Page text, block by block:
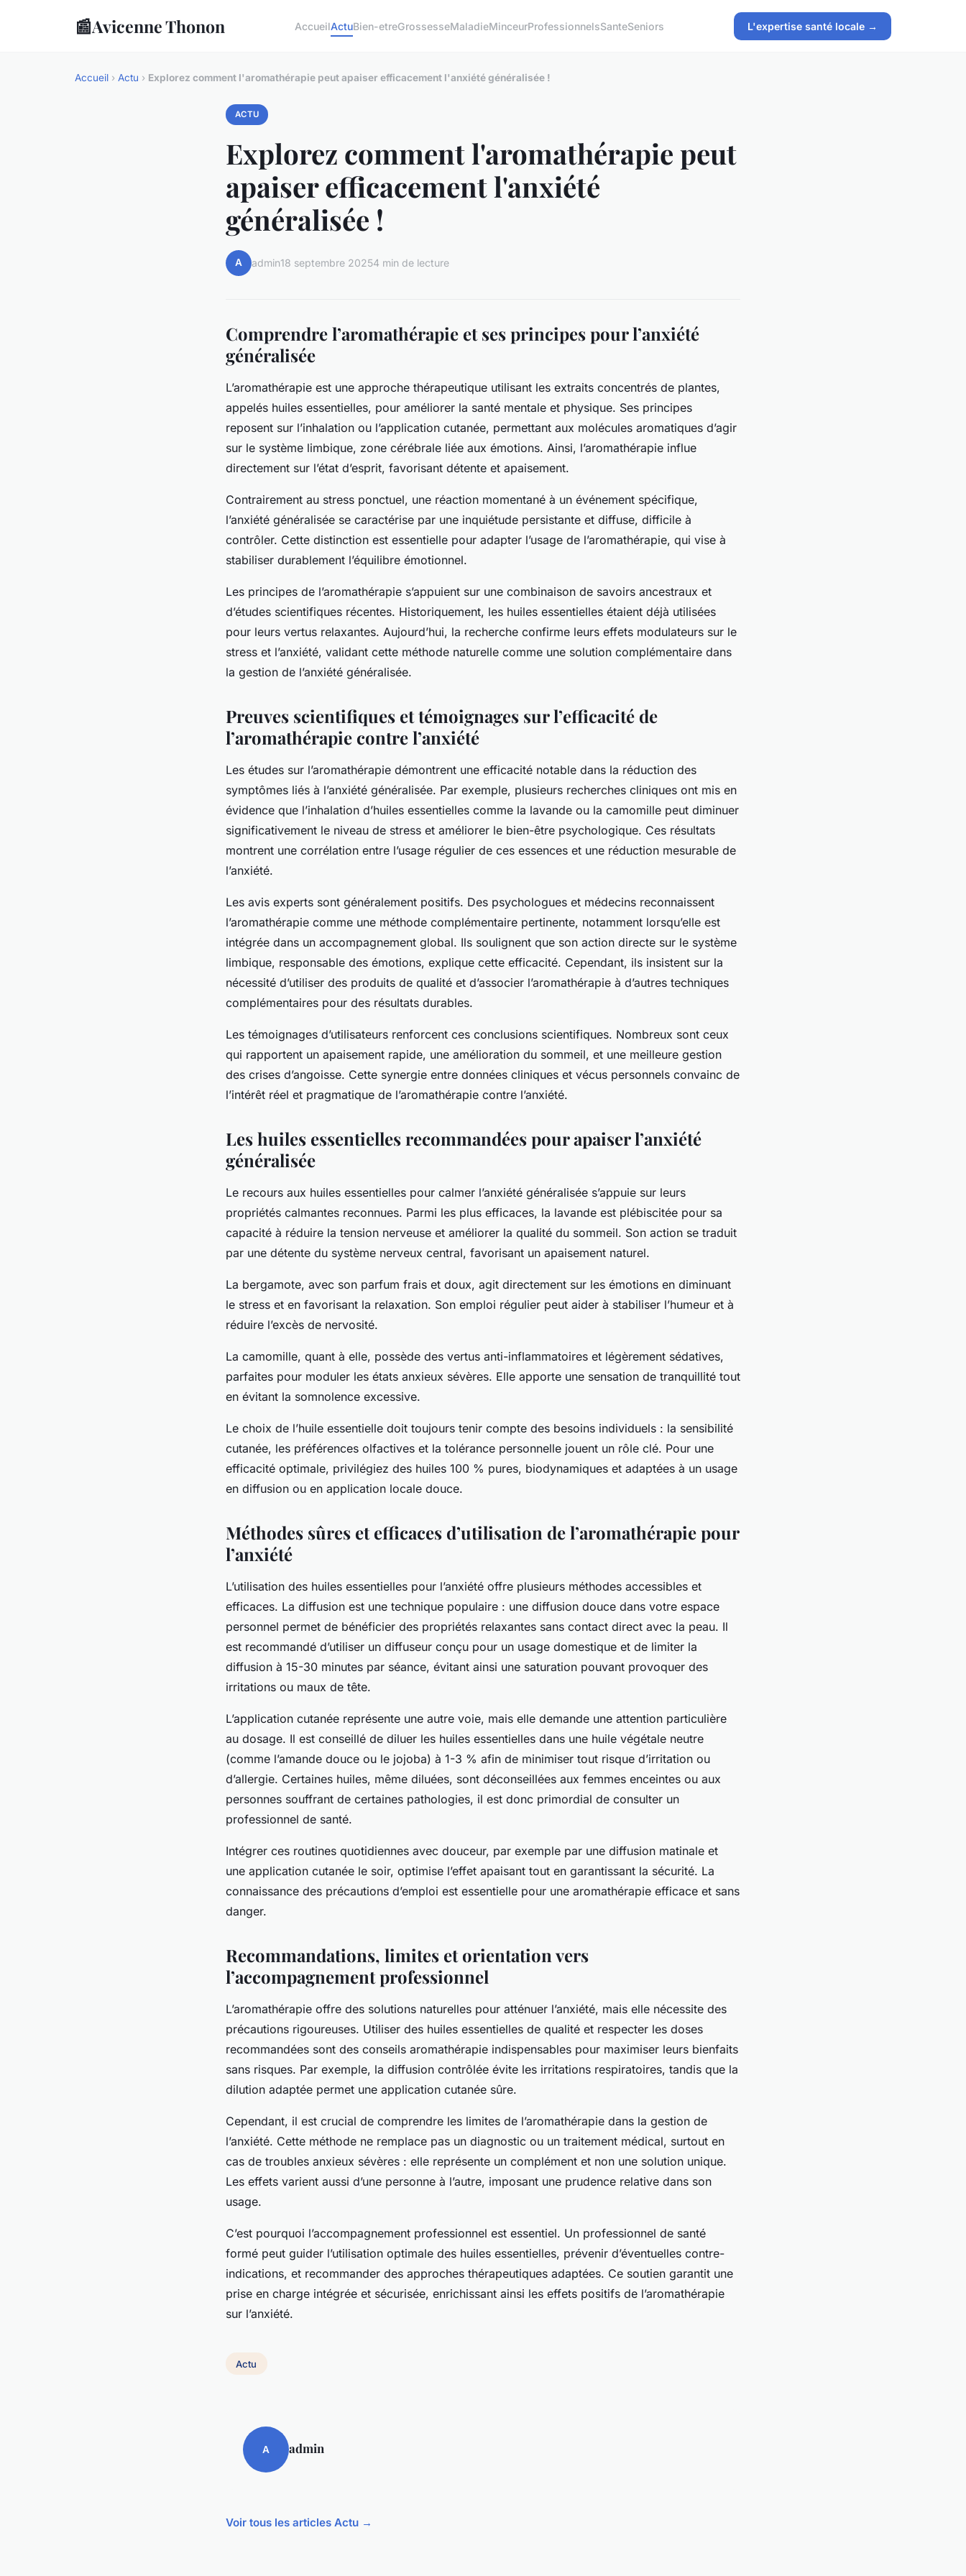
📰Avicenne Thonon AccueilActuBien-etreGrossesseMaladieMinceurProfessionnelsSanteSeniors L'expertise santé locale →
Accueil › Actu › Explorez comment l'aromathérapie peut apaiser efficacement l'anxiété généralisée !
ACTU
Explorez comment l'aromathérapie peut
apaiser efficacement l'anxiété
généralisée !
A admin18 septembre 20254 min de lecture
Comprendre l’aromathérapie et ses principes pour l’anxiété
généralisée
L’aromathérapie est une approche thérapeutique utilisant les extraits concentrés de plantes,
appelés huiles essentielles, pour améliorer la santé mentale et physique. Ses principes
reposent sur l’inhalation ou l’application cutanée, permettant aux molécules aromatiques d’agir
sur le système limbique, zone cérébrale liée aux émotions. Ainsi, l’aromathérapie influe
directement sur l’état d’esprit, favorisant détente et apaisement.
Contrairement au stress ponctuel, une réaction momentané à un événement spécifique,
l’anxiété généralisée se caractérise par une inquiétude persistante et diffuse, difficile à
contrôler. Cette distinction est essentielle pour adapter l’usage de l’aromathérapie, qui vise à
stabiliser durablement l’équilibre émotionnel.
Les principes de l’aromathérapie s’appuient sur une combinaison de savoirs ancestraux et
d’études scientifiques récentes. Historiquement, les huiles essentielles étaient déjà utilisées
pour leurs vertus relaxantes. Aujourd’hui, la recherche confirme leurs effets modulateurs sur le
stress et l’anxiété, validant cette méthode naturelle comme une solution complémentaire dans
la gestion de l’anxiété généralisée.
Preuves scientifiques et témoignages sur l’efficacité de
l’aromathérapie contre l’anxiété
Les études sur l’aromathérapie démontrent une efficacité notable dans la réduction des
symptômes liés à l’anxiété généralisée. Par exemple, plusieurs recherches cliniques ont mis en
évidence que l’inhalation d’huiles essentielles comme la lavande ou la camomille peut diminuer
significativement le niveau de stress et améliorer le bien-être psychologique. Ces résultats
montrent une corrélation entre l’usage régulier de ces essences et une réduction mesurable de
l’anxiété.
Les avis experts sont généralement positifs. Des psychologues et médecins reconnaissent
l’aromathérapie comme une méthode complémentaire pertinente, notamment lorsqu’elle est
intégrée dans un accompagnement global. Ils soulignent que son action directe sur le système
limbique, responsable des émotions, explique cette efficacité. Cependant, ils insistent sur la
nécessité d’utiliser des produits de qualité et d’associer l’aromathérapie à d’autres techniques
complémentaires pour des résultats durables.
Les témoignages d’utilisateurs renforcent ces conclusions scientifiques. Nombreux sont ceux
qui rapportent un apaisement rapide, une amélioration du sommeil, et une meilleure gestion
des crises d’angoisse. Cette synergie entre données cliniques et vécus personnels convainc de
l’intérêt réel et pragmatique de l’aromathérapie contre l’anxiété.
Les huiles essentielles recommandées pour apaiser l’anxiété
généralisée
Le recours aux huiles essentielles pour calmer l’anxiété généralisée s’appuie sur leurs
propriétés calmantes reconnues. Parmi les plus efficaces, la lavande est plébiscitée pour sa
capacité à réduire la tension nerveuse et améliorer la qualité du sommeil. Son action se traduit
par une détente du système nerveux central, favorisant un apaisement naturel.
La bergamote, avec son parfum frais et doux, agit directement sur les émotions en diminuant
le stress et en favorisant la relaxation. Son emploi régulier peut aider à stabiliser l’humeur et à
réduire l’excès de nervosité.
La camomille, quant à elle, possède des vertus anti-inflammatoires et légèrement sédatives,
parfaites pour moduler les états anxieux sévères. Elle apporte une sensation de tranquillité tout
en évitant la somnolence excessive.
Le choix de l’huile essentielle doit toujours tenir compte des besoins individuels : la sensibilité
cutanée, les préférences olfactives et la tolérance personnelle jouent un rôle clé. Pour une
efficacité optimale, privilégiez des huiles 100 % pures, biodynamiques et adaptées à un usage
en diffusion ou en application locale douce.
Méthodes sûres et efficaces d’utilisation de l’aromathérapie pour
l’anxiété
L’utilisation des huiles essentielles pour l’anxiété offre plusieurs méthodes accessibles et
efficaces. La diffusion est une technique populaire : une diffusion douce dans votre espace
personnel permet de bénéficier des propriétés relaxantes sans contact direct avec la peau. Il
est recommandé d’utiliser un diffuseur conçu pour un usage domestique et de limiter la
diffusion à 15-30 minutes par séance, évitant ainsi une saturation pouvant provoquer des
irritations ou maux de tête.
L’application cutanée représente une autre voie, mais elle demande une attention particulière
au dosage. Il est conseillé de diluer les huiles essentielles dans une huile végétale neutre
(comme l’amande douce ou le jojoba) à 1-3 % afin de minimiser tout risque d’irritation ou
d’allergie. Certaines huiles, même diluées, sont déconseillées aux femmes enceintes ou aux
personnes souffrant de certaines pathologies, il est donc primordial de consulter un
professionnel de santé.
Intégrer ces routines quotidiennes avec douceur, par exemple par une diffusion matinale et
une application cutanée le soir, optimise l’effet apaisant tout en garantissant la sécurité. La
connaissance des précautions d’emploi est essentielle pour une aromathérapie efficace et sans
danger.
Recommandations, limites et orientation vers
l’accompagnement professionnel
L’aromathérapie offre des solutions naturelles pour atténuer l’anxiété, mais elle nécessite des
précautions rigoureuses. Utiliser des huiles essentielles de qualité et respecter les doses
recommandées sont des conseils aromathérapie indispensables pour maximiser leurs bienfaits
sans risques. Par exemple, la diffusion contrôlée évite les irritations respiratoires, tandis que la
dilution adaptée permet une application cutanée sûre.
Cependant, il est crucial de comprendre les limites de l’aromathérapie dans la gestion de
l’anxiété. Cette méthode ne remplace pas un diagnostic ou un traitement médical, surtout en
cas de troubles anxieux sévères : elle représente un complément et non une solution unique.
Les effets varient aussi d’une personne à l’autre, imposant une prudence relative dans son
usage.
C’est pourquoi l’accompagnement professionnel est essentiel. Un professionnel de santé
formé peut guider l’utilisation optimale des huiles essentielles, prévenir d’éventuelles contre-
indications, et recommander des approches thérapeutiques adaptées. Ce soutien garantit une
prise en charge intégrée et sécurisée, enrichissant ainsi les effets positifs de l’aromathérapie
sur l’anxiété.
Actu
A admin
Voir tous les articles Actu →